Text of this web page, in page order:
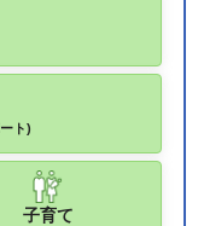
ト)
子育て